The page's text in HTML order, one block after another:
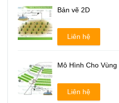
Bản vẽ 2D
Liên hệ
Mô Hình Cho
Liên hệ